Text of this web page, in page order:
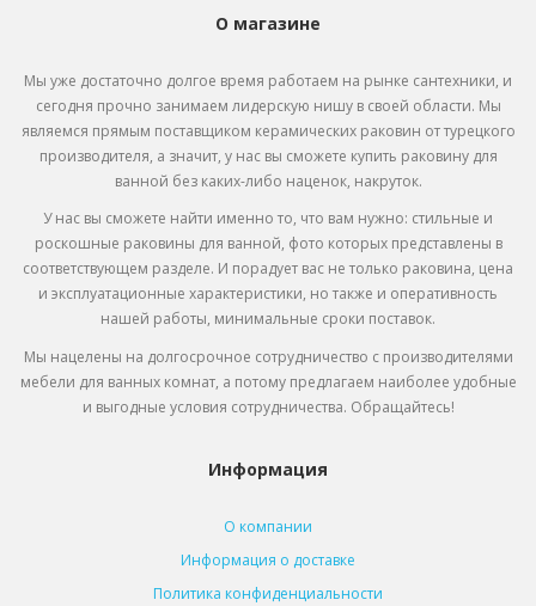
О магазине
Мы уже достаточно долгое время работаем на рынке сантехники, и
сегодня прочно занимаем лидерскую нишу в своей области. Мы
являемся прямым поставщиком керамических раковин от турецкого
производителя, а значит, у нас вы сможете купить раковину для
ванной без каких-либо наценок, накруток.
У нас вы сможете найти именно то, что вам нужно: стильные и
роскошные раковины для ванной, фото которых представлены в
соответствующем разделе. И порадует вас не только раковина, цена
и эксплуатационные характеристики, но также и оперативность
нашей работы, минимальные сроки поставок.
Мы нацелены на долгосрочное сотрудничество с производителями
мебели для ванных комнат, а потому предлагаем наиболее удобные
и выгодные условия сотрудничества. Обращайтесь!
Информация
О компании
Информация о доставке
Политика конфиденциальности